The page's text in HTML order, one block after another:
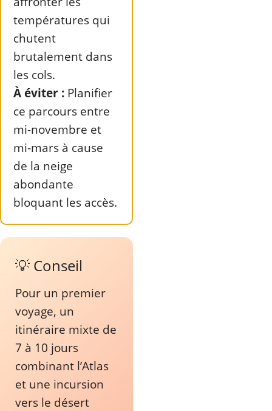
températures qui
chutent
brutalement dans
les cols.
À éviter : Planifier
ce parcours entre
mi-novembre et
mi-mars à cause
de la neige
abondante
bloquant les accès.
💡 Conseil
Pour un premier
voyage, un
itinéraire mixte de
7 à 10 jours
combinant l’Atlas
et une incursion
vers le désert